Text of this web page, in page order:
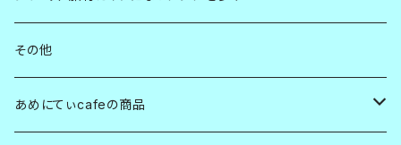
その他
あめにてぃcafeの商品